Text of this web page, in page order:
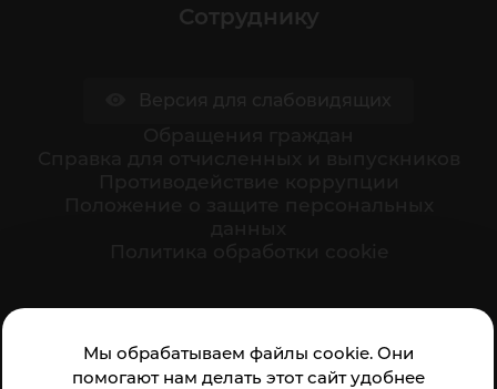
Мы обрабатываем файлы cookie. Они
помогают нам делать этот сайт удобнее
Сотруднику
организации: